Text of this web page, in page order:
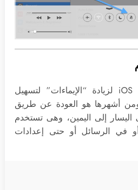
سعت أبل في iOS 7 لزيادة “الإيماءات” لتسهيل
ومن أشهرها هو العودة عن طريق
إلى اليمين، وهى تستخدم
في الرسائل أو حتى إعدادات